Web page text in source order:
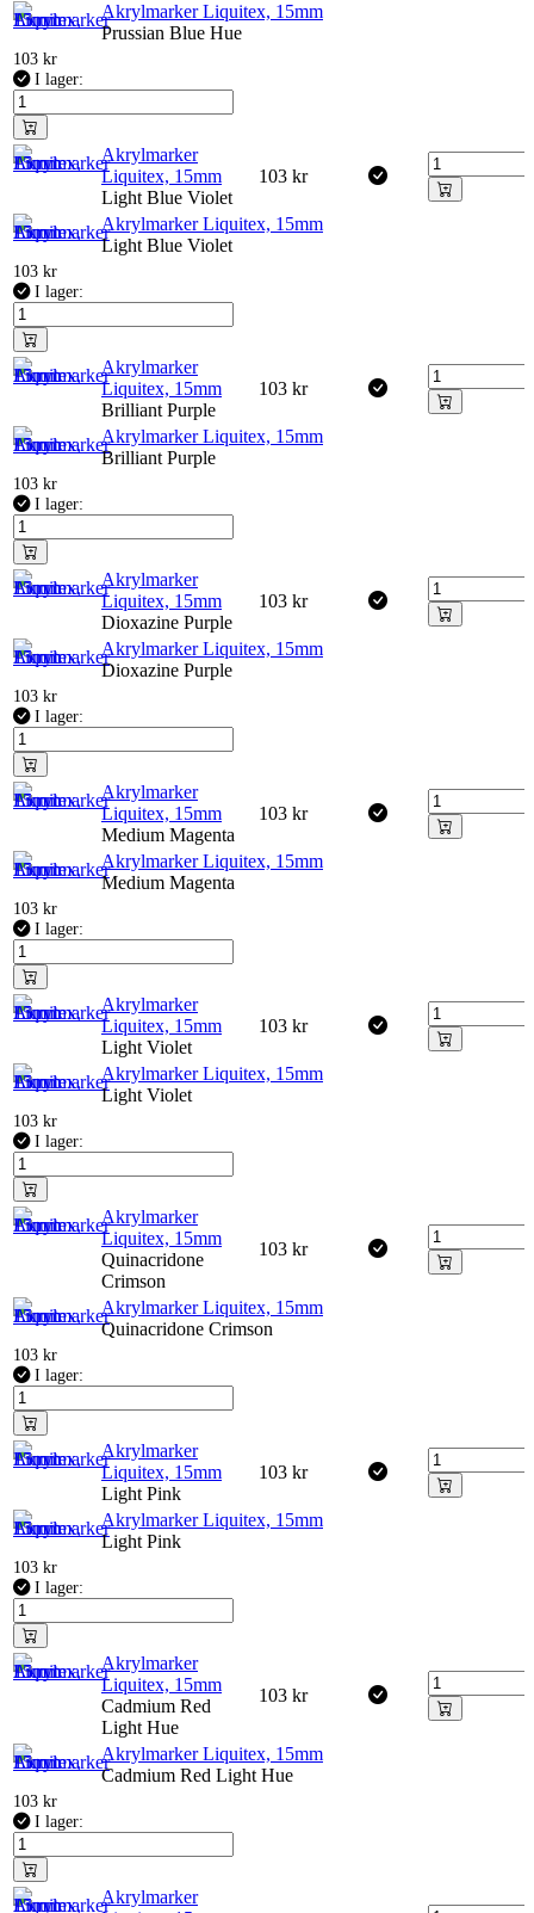
Akrylmarker Liquitex, 15mm
Prussian Blue Hue
103 kr
I lager:
Akrylmarker
Liquitex, 15mm
Light Blue Violet
103 kr
Akrylmarker Liquitex, 15mm
Light Blue Violet
103 kr
I lager:
Akrylmarker
Liquitex, 15mm
Brilliant Purple
103 kr
Akrylmarker Liquitex, 15mm
Brilliant Purple
103 kr
I lager:
Akrylmarker
Liquitex, 15mm
Dioxazine Purple
103 kr
Akrylmarker Liquitex, 15mm
Dioxazine Purple
103 kr
I lager:
Akrylmarker
Liquitex, 15mm
Medium Magenta
103 kr
Akrylmarker Liquitex, 15mm
Medium Magenta
103 kr
I lager:
Akrylmarker
Liquitex, 15mm
Light Violet
103 kr
Akrylmarker Liquitex, 15mm
Light Violet
103 kr
I lager:
Akrylmarker
Liquitex, 15mm
Quinacridone
Crimson
103 kr
Akrylmarker Liquitex, 15mm
Quinacridone Crimson
103 kr
I lager:
Akrylmarker
Liquitex, 15mm
Light Pink
103 kr
Akrylmarker Liquitex, 15mm
Light Pink
103 kr
I lager:
Akrylmarker
Liquitex, 15mm
Cadmium Red
Light Hue
103 kr
Akrylmarker Liquitex, 15mm
Cadmium Red Light Hue
103 kr
I lager:
Akrylmarker